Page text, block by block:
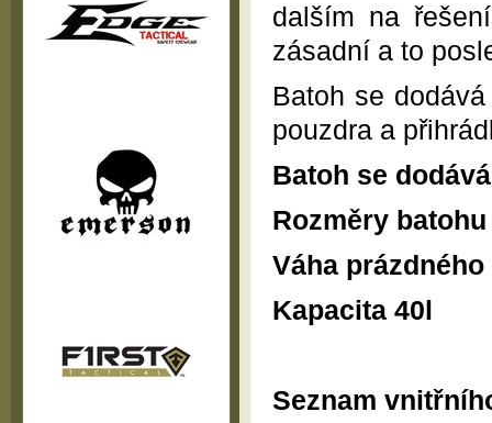
dalším na
zásadní a to
Batoh se
pouzdra a
Batoh se
Rozměry
Váha
Kapacita 40l
Seznam